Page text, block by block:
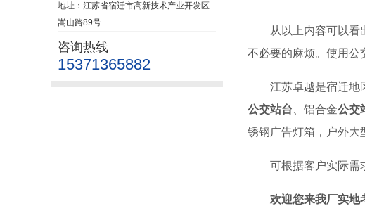
地址：江苏省宿迁市高新技术产业开发区
嵩山路89号
咨询热线
15371365882
从以上内容可以
不必要的麻烦。使用公
江苏卓越是宿迁地
公交站台 、铝合金公交
锈钢广告灯箱，户外大
可根据客户实际需
欢迎您来我厂实地